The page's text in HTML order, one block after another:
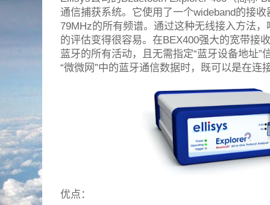
通信捕获系统。它使用了一个wideband的接
79MHz的所有频谱。通过这种无线接入方法
的评估变得很容易。在BEX400强大的宽带接
蓝牙的所有活动，且无需指定“蓝牙设备地址”
“微微网”中的蓝牙通信数据时，既可以是在连
优点：